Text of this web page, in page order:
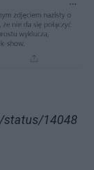
status/14048